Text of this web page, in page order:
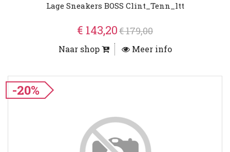
Lage Sneakers BOSS Clint_Tenn_ltt
€ 143,20€ 179,00
Naar shop Meer info
-20%